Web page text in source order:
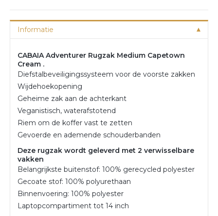
Informatie
CABAIA Adventurer Rugzak Medium Capetown
Cream .
Diefstalbeveiligingssysteem voor de voorste zakken
Wijdehoekopening
Geheime zak aan de achterkant
Veganistisch, waterafstotend
Riem om de koffer vast te zetten
Gevoerde en ademende schouderbanden
Deze rugzak wordt geleverd met 2 verwisselbare
vakken
Belangrijkste buitenstof: 100% gerecycled polyester
Gecoate stof: 100% polyurethaan
Binnenvoering: 100% polyester
Laptopcompartiment tot 14 inch